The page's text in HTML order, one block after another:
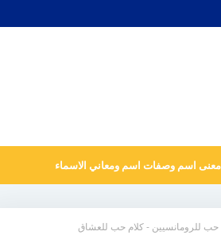
معنى اسم وصفات اسم ومعاني الاسماء
للرومانسيين - كلام حب للعشاق